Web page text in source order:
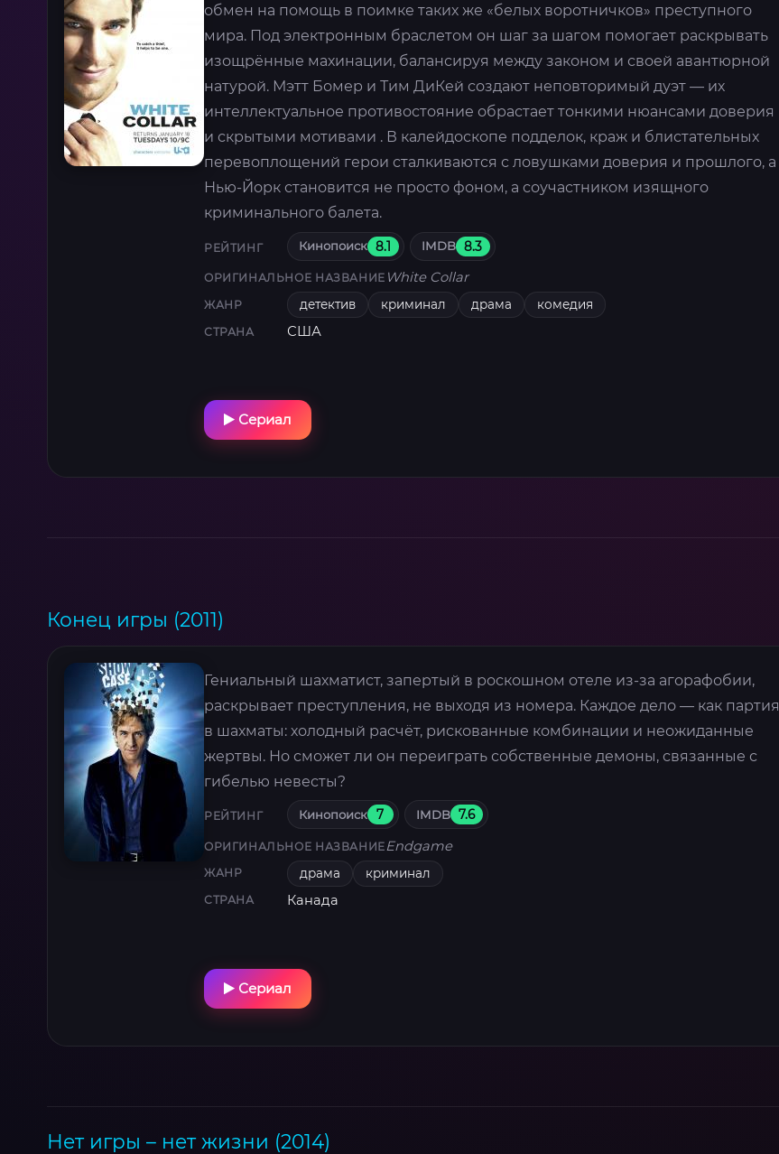
обмен на помощь в поимке таких же «белых воротничков» преступного
мира. Под электронным браслетом он шаг за шагом помогает раскрывать
изощрённые махинации, балансируя между законом и своей авантюрной
натурой. Мэтт Бомер и Тим ДиКей создают неповторимый дуэт — их
интеллектуальное противостояние обрастает тонкими нюансами доверия
и скрытыми мотивами . В калейдоскопе подделок, краж и блистательных
перевоплощений герои сталкиваются с ловушками доверия и прошлого, а
Нью-Йорк становится не просто фоном, а соучастником изящного
криминального балета.
РЕЙТИНГ Кинопоиск 8.1 IMDB 8.3
ОРИГИНАЛЬНОЕ НАЗВАНИЕ White Collar
ЖАНР детектив криминал драма комедия
СТРАНА США
Сериал
Конец игры (2011)
Гениальный шахматист, запертый в роскошном отеле из-за агорафобии,
раскрывает преступления, не выходя из номера. Каждое дело — как партия
в шахматы: холодный расчёт, рискованные комбинации и неожиданные
жертвы. Но сможет ли он переиграть собственные демоны, связанные с
гибелью невесты?
РЕЙТИНГ Кинопоиск 7 IMDB 7.6
ОРИГИНАЛЬНОЕ НАЗВАНИЕEndgame
ЖАНР драма криминал
СТРАНА Канада
Сериал
Нет игры – нет жизни (2014)